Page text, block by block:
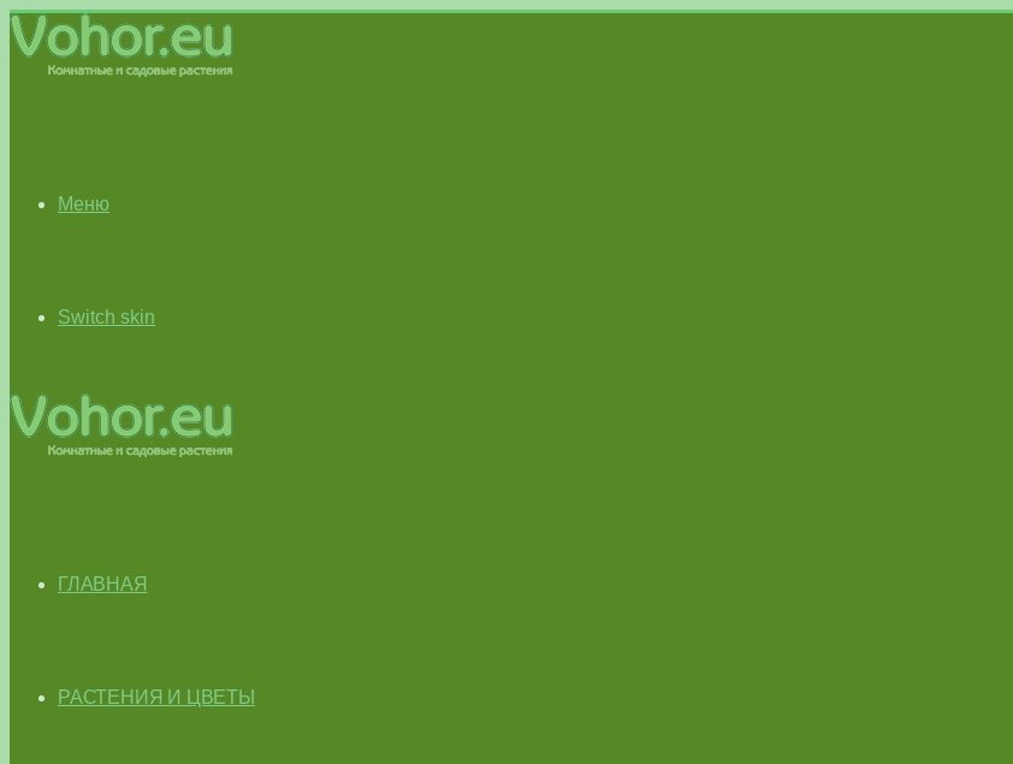
Меню
Switch skin
ГЛАВНАЯ
РАСТЕНИЯ И ЦВЕТЫ